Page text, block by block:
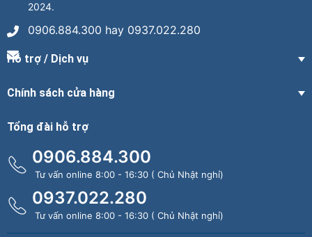
2024.
0906.884.300 hay 0937.022.280
Hỗ trợ / Dịch vụ
Chính sách cửa hàng
Tổng đài hỗ trợ
0906.884.300
Tư vấn online 8:00 - 16:30 ( Chủ Nhật nghỉ)
0937.022.280
Tư vấn online 8:00 - 16:30 ( Chủ Nhật nghỉ)